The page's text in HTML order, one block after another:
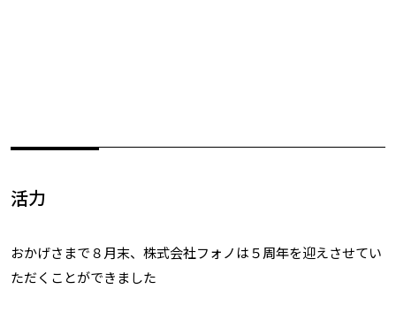
活力
おかげさまで８月末、株式会社フォノは５周年を迎えさせてい
ただくことができました